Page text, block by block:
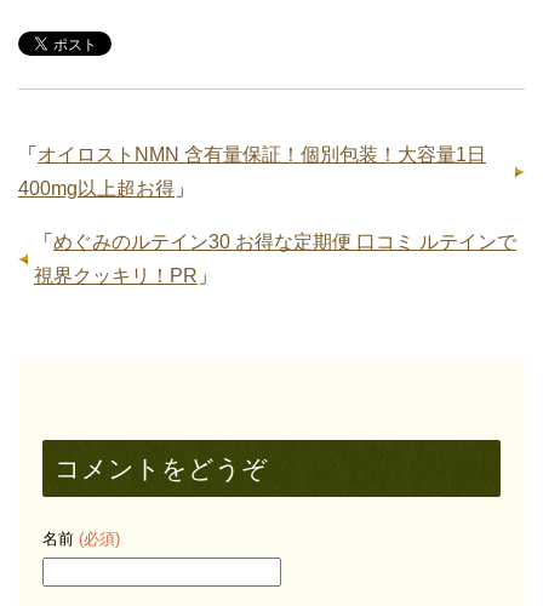
「 オイロストNMN 含有量保証！個別包装！大容量1日
400mg以上超お得 」
「 めぐみのルテイン30 お得な定期便 口コミ ルテインで
視界クッキリ！PR 」
コメントをどうぞ
名前 (必須)